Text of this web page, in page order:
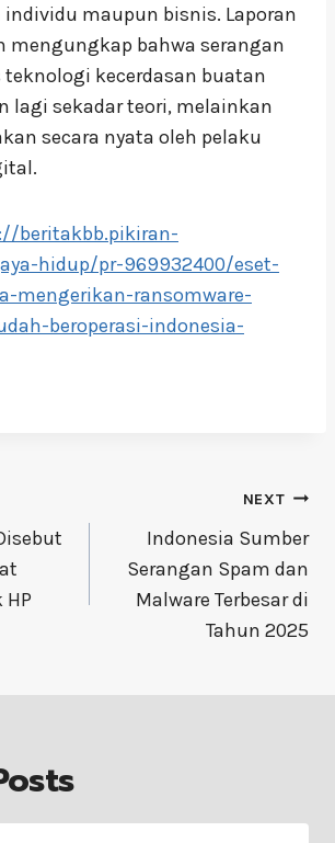
maupun bisnis. Laporan
mengungkap bahwa serangan
teknologi kecerdasan buatan
lagi sekadar teori, melainkan
secara nyata oleh pelaku
beritakbb.pikiran-
hidup/pr-969932400/eset-
mengerikan-ransomware-
beroperasi-indonesia-
HP
NEXT
Indonesia Sumber
Serangan Spam dan
Malware Terbesar di
Tahun 2025